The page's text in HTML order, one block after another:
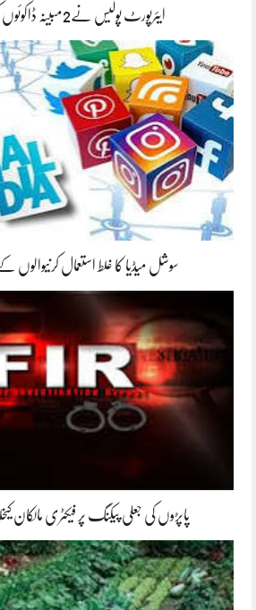
ایئرپورٹ پولیس نے2مبینہ ڈاکوئوں کو گرفتار کر لیا
سوشل میڈیا کا غلط استعمال کرنیوالوں
پاپڑوں کی جعلی پیکنگ پر فیکٹری مالکان